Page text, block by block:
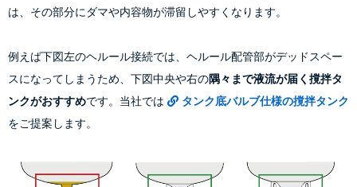
は、その部分にダマや内容物が滞留しやすくなります。
例えば下図左のヘルール接続では、ヘルール配管部がデッドスペー
スになってしまうため、下図中央や右の隅々まで液流が届く撹拌タ
ンクがおすすめです。当社では
タンク底バルブ仕様の撹拌タンク
をご提案します。